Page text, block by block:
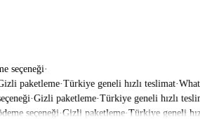
seçeneği·
paketleme·Türkiye geneli hızlı teslimat·
·Gizli paketleme·Türkiye geneli hızlı
seçeneği·Gizli paketleme·Türkiye geneli hızlı